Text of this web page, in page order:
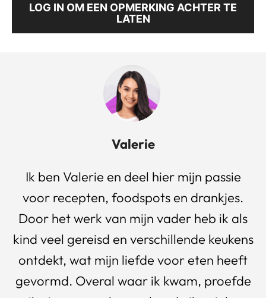
LOG IN OM EEN OPMERKING ACHTER TE
LATEN
Valerie
Ik ben Valerie en deel hier mijn passie
voor recepten, foodspots en drankjes.
Door het werk van mijn vader heb ik als
kind veel gereisd en verschillende keukens
ontdekt, wat mijn liefde voor eten heeft
gevormd. Overal waar ik kwam, proefde